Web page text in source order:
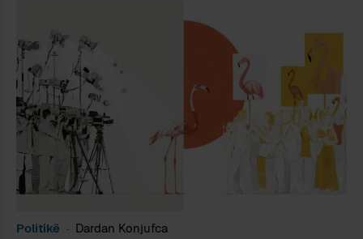
Politikë Dardan Konjufca